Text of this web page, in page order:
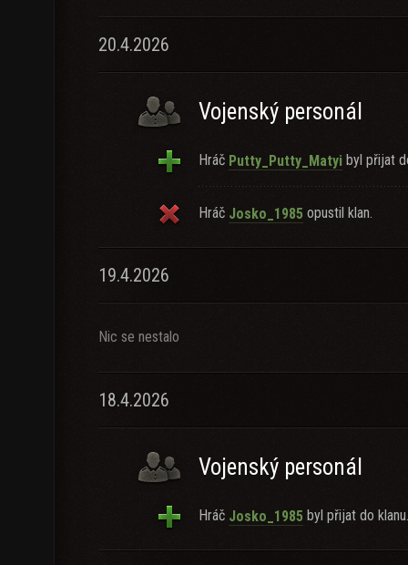
20.4.2026
Vojenský personál
Hráč Putty_Putty_Matyi byl přijat
Hráč Josko_1985 opustil klan.
19.4.2026
Nic se nestalo
18.4.2026
Vojenský personál
Hráč Josko_1985 byl přijat do klanu.